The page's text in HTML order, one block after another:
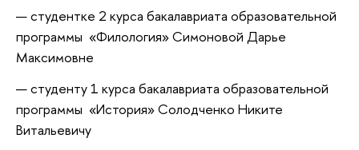
студентке 2 курса бакалавриата образовательной
программы «Филология» Симоновой Дарье
Максимовне
студенту 1 курса бакалавриата образовательной
программы «История» Солодченко Никите
Витальевичу